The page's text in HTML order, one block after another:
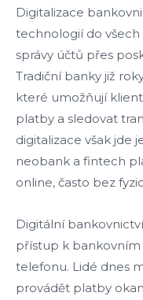
Digitalizace
technologií do
správy účtů přes
Tradiční banky již
které umožňují
platby a sledovat
digitalizace však jde
neobank a fintech
online, často bez
Digitální
přístup k
telefonu. Lidé dnes
provádět platby